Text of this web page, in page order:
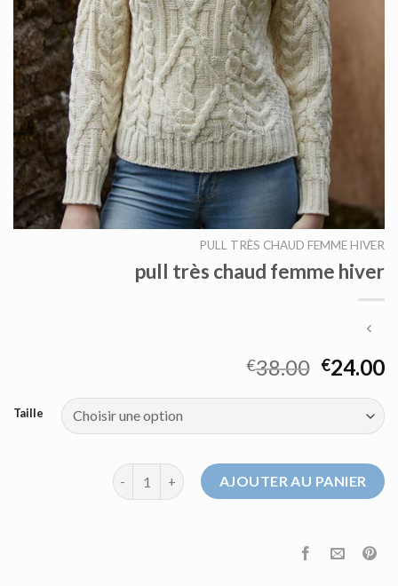
PULL TRÈS CHAUD FEMME HIVER
pull très chaud femme hiver
€38.00 €24.00
Taille
quantité de pull très chaud femme hiver
AJOUTER AU PANIER